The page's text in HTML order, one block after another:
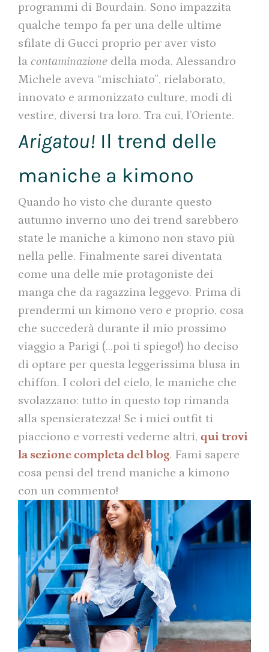
programmi di Bourdain. Sono impazzita
qualche tempo fa per una delle ultime
sfilate di Gucci proprio per aver visto
la contaminazione della moda. Alessandro
Michele aveva “mischiato”, rielaborato,
innovato e armonizzato culture, modi di
vestire, diversi tra loro. Tra cui, l’Oriente.
Arigatou! Il trend delle
maniche a kimono
Quando ho visto che durante questo
autunno inverno uno dei trend sarebbero
state le maniche a kimono non stavo più
nella pelle. Finalmente sarei diventata
come una delle mie protagoniste dei
manga che da ragazzina leggevo. Prima di
prendermi un kimono vero e proprio, cosa
che succederà durante il mio prossimo
viaggio a Parigi (…poi ti spiego!) ho deciso
di optare per questa leggerissima blusa in
chiffon. I colori del cielo, le maniche che
svolazzano: tutto in questo top rimanda
alla spensieratezza! Se i miei outfit ti
piacciono e vorresti vederne altri, qui trovi
la sezione completa del blog. Fami sapere
cosa pensi del trend maniche a kimono
con un commento!